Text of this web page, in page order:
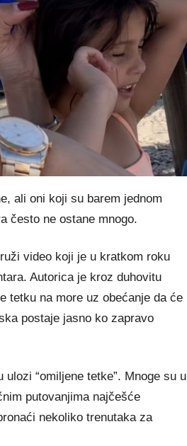
ali oni koji su barem jednom
često ne ostane mnogo.
video koji je u kratkom roku
Autorica je kroz duhovitu
tetku na more uz obećanje da će
postaje jasno ko zapravo
“omiljene tetke”. Mnoge su u
putovanjima najčešće
nekoliko trenutaka za